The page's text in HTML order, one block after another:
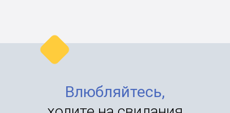
Влюбляйтесь,